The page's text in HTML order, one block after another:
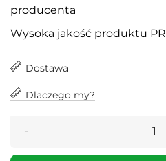
producenta
Wysoka jakość produktu
Dostawa
Dlaczego my?